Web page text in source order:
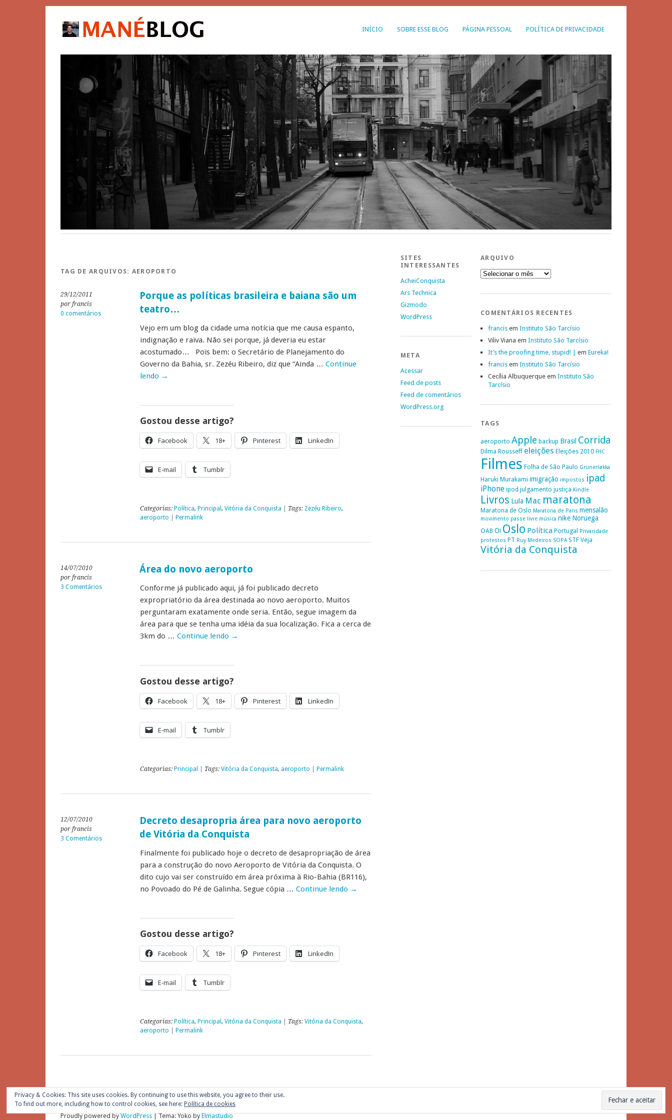
INÍCIO SOBRE ESSE BLOG PÁGINA PESSOAL POLÍTICA DE PRIVACIDADE
TAG DE ARQUIVOS: AEROPORTO
29/12/2011
por francis
0 comentários
Porque as políticas brasileira e baiana são um
teatro…
Vejo em um blog da cidade uma notícia que me causa espanto,
indignação e raiva. Não sei porque, já deveria eu estar
acostumado… Pois bem: o Secretário de Planejamento do
Governo da Bahia, sr. Zezéu Ribeiro, diz que “Ainda … Continue
lendo →
Gostou desse artigo?
Facebook 18+ Pinterest LinkedIn
E-mail Tumblr
Categorias: Política, Principal , Vitória da Conquista | Tags: Zezéu Ribeiro,
aeroporto
Permalink
14/07/2010
por francis
3 Comentários
Área do novo aeroporto
Conforme já publicado aqui, já foi publicado decreto
expropriatório da área destinada ao novo aeroporto. Muitos
perguntaram exatamente onde seria. Então, segue imagem da
área para que se tenha uma idéia da sua localização. Fica a cerca de
3km do … Continue lendo →
Gostou desse artigo?
Facebook 18+ Pinterest LinkedIn
E-mail Tumblr
Categorias: Principal | Tags: Vitória da Conquista, aeroporto Permalink
12/07/2010
por francis
3 Comentários
Decreto desapropria área para novo aeroporto
de Vitória da Conquista
Finalmente foi publicado hoje o decreto de desapropriação de área
para a construção do novo Aeroporto de Vitória da Conquista. O
dito cujo vai ser construído em área próxima à Rio-Bahia (BR116),
no Povoado do Pé de Galinha. Segue cópia … Continue lendo →
Gostou desse artigo?
Facebook 18+ Pinterest LinkedIn
E-mail Tumblr
Categorias: Política, Principal , Vitória da Conquista | Tags: Vitória da Conquista,
aeroporto
Permalink
SITES
INTERESSANTES
AcheiConquista
Ars Technica
Gizmodo
WordPress
META
Acessar
Feed de posts
Feed de comentários
WordPress.org
ARQUIVO
Arquivo
COMENTÁRIOS RECENTES
francis em Instituto São Tarcísio
Viliv Viana em Instituto São Tarcísio
It’s the proofing time, stupid! |
em Eureka!
francis em Instituto São Tarcísio
Cecília Albuquerque em Instituto São
Tarcísio
TAGS
aeroporto Apple backup Brasil Corrida
Dilma Rousseff eleições Eleições 2010 FHC
Filmes Folha de São Paulo Grünerløkka
Haruki Murakami imigração impostos ipad
iPhone ipod julgamento justiça Kindle
Livros Lula Mac maratona
Maratona de Oslo Maratona de Paris mensalão
movimento passe livre música nike Noruega
OAB Oi Oslo Política Portugal
Privacidade
protestos PT Ruy Medeiros SOPA STF Veja
Vitória da Conquista
Proudly powered byWordPress|Tema: Yoko byElmastudio
Privacy & Cookies: This site uses cookies. By continuing to use this website, you agree to their use.
To find out more, including how to control cookies, see here: Política de cookies